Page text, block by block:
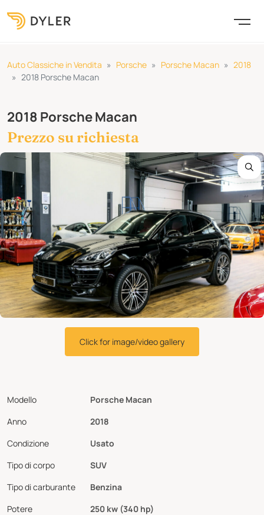
Auto Classiche in Vendita Porsche Porsche Macan
2018
2018 Porsche Macan
2018 Porsche Macan
Prezzo su richiesta
Modello
Porsche Macan
Anno
2018
Condizione
Usato
Tipo di corpo
SUV
Tipo di carburante
Benzina
Potere
250 kw (340 hp)
Click for image/video gallery